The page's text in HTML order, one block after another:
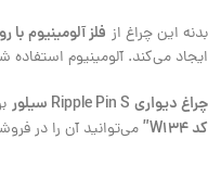
بدنه این چراغ از فلز آلومینیوم
ایجاد می‌کند. آلومینیوم
چراغ دیواری Ripple Pin S سیلور
کد W134”
می‌توانید آن را در